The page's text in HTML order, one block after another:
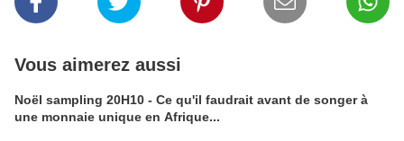
Vous aimerez aussi
Noël sampling 20H10 - Ce qu'il faudrait avant de songer à
une monnaie unique en Afrique...